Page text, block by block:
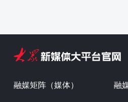
融媒矩阵（媒体） 融